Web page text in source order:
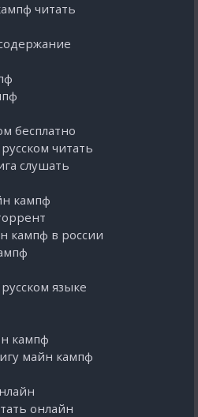
читать
бесплатно
читать
слушать
кампф
кампф в россии
языке
кампф
майн кампф
онлайн